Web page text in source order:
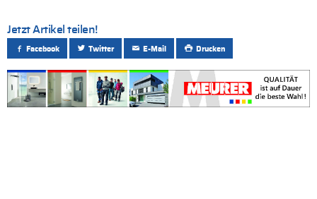
Jetzt Artikel teilen!
Facebook Twitter E-Mail Drucken